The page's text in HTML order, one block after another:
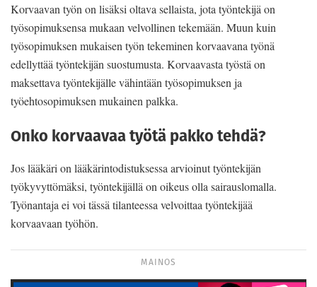
Korvaavan työn on lisäksi oltava sellaista, jota työntekijä on
työsopimuksensa mukaan velvollinen tekemään. Muun kuin
työsopimuksen mukaisen työn tekeminen korvaavana työnä
edellyttää työntekijän suostumusta. Korvaavasta työstä on
maksettava työntekijälle vähintään työsopimuksen ja
työehtosopimuksen mukainen palkka.
Onko korvaavaa työtä pakko tehdä?
Jos lääkäri on lääkärintodistuksessa arvioinut työntekijän
työkyvyttömäksi, työntekijällä on oikeus olla sairauslomalla.
Työnantaja ei voi tässä tilanteessa velvoittaa työntekijää
korvaavaan työhön.
MAINOS